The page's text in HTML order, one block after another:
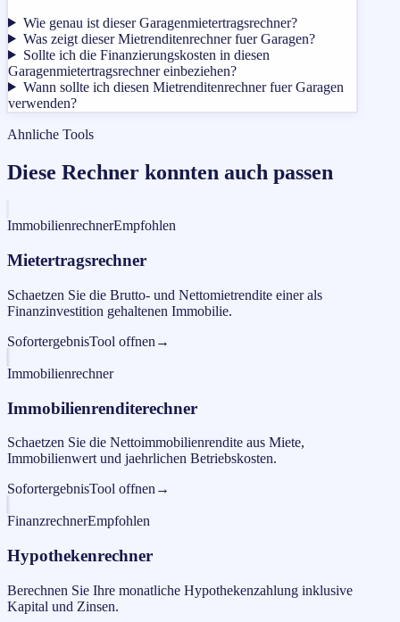
Wie genau ist dieser Garagenmietertragsrechner?
Was zeigt dieser Mietrenditenrechner fuer Garagen?
Sollte ich die Finanzierungskosten in diesen
Garagenmietertragsrechner einbeziehen?
Wann sollte ich diesen Mietrenditenrechner fuer Garagen
verwenden?
Ahnliche Tools
Diese Rechner konnten auch passen
ImmobilienrechnerEmpfohlen
Mietertragsrechner
Schaetzen Sie die Brutto- und Nettomietrendite einer als
Finanzinvestition gehaltenen Immobilie.
SofortergebnisTool offnen →
Immobilienrechner
Immobilienrenditerechner
Schaetzen Sie die Nettoimmobilienrendite aus Miete,
Immobilienwert und jaehrlichen Betriebskosten.
SofortergebnisTool offnen →
FinanzrechnerEmpfohlen
Hypothekenrechner
Berechnen Sie Ihre monatliche Hypothekenzahlung inklusive
Kapital und Zinsen.